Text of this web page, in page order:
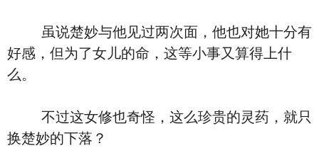
虽说楚妙与他见过两次面，他也对她十分有
好感，但为了女儿的命，这等小事又算得上什
么。
不过这女修也奇怪，这么珍贵的灵药，就只
换楚妙的下落？